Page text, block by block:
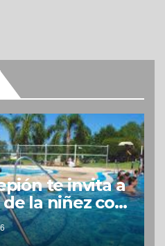
te invita a
la niñez con